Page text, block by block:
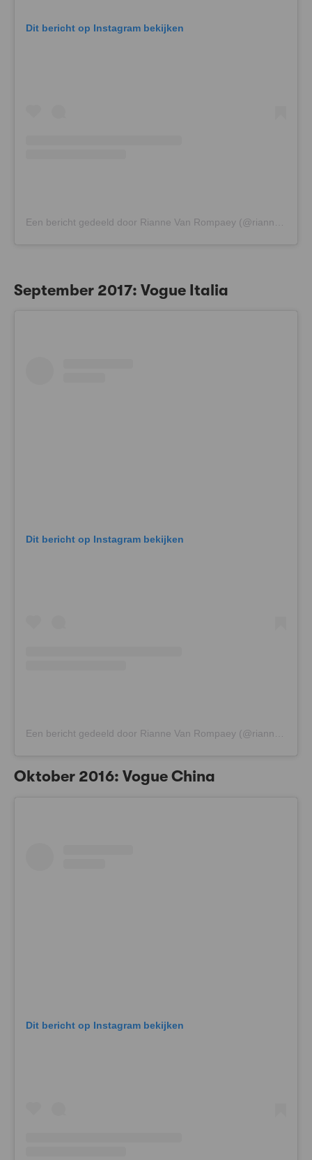
Dit bericht op Instagram bekijken
September 2017: Vogue Italia
Dit bericht op Instagram bekijken
Oktober 2016: Vogue China
Dit bericht op Instagram bekijken